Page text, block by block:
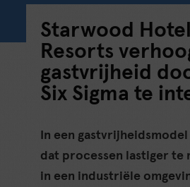
Starwood
Resorts
gastvrijheid
Six Sigma te
In een
dat processen lastiger te
in een industriële